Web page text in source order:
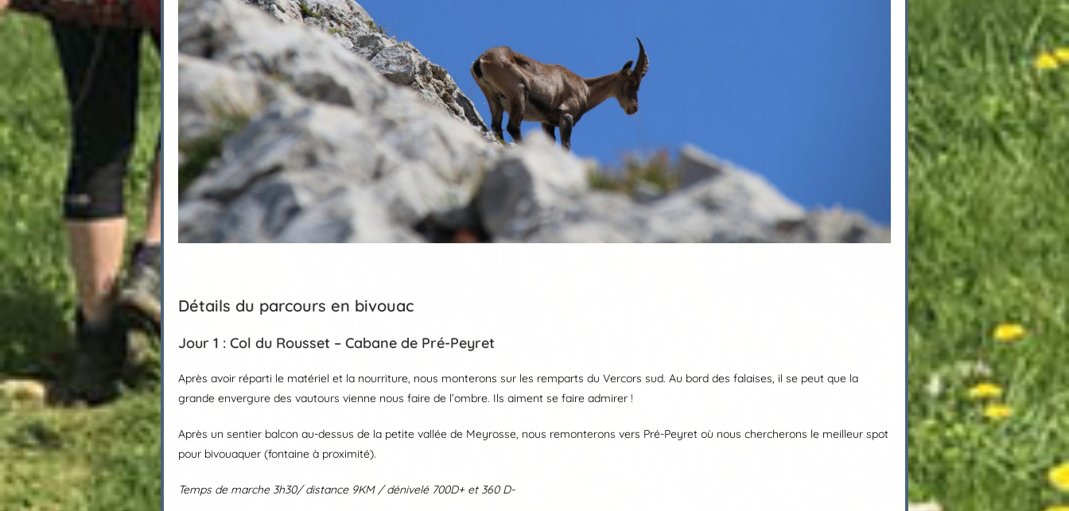
Détails du parcours en bivouac
Jour 1 : Col du Rousset – Cabane de Pré-Peyret
Après avoir réparti le matériel et la nourriture, nous monterons sur les remparts du Vercors sud. Au bord des falaises, il se peut que la
grande envergure des vautours vienne nous faire de l’ombre. Ils aiment se faire admirer !
Après un sentier balcon au-dessus de la petite vallée de Meyrosse, nous remonterons vers Pré-Peyret où nous chercherons le meilleur spot
pour bivouaquer (fontaine à proximité).
Temps de marche 3h30/ distance 9KM / dénivelé 700D+ et 360 D-